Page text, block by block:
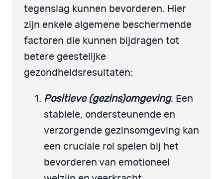
tegenslag kunnen bevorderen. Hier
zijn enkele algemene beschermende
factoren die kunnen bijdragen tot
betere geestelijke
gezondheidsresultaten:
Positieve (gezins)omgeving. Een
stabiele, ondersteunende en
verzorgende gezinsomgeving kan
een cruciale rol spelen bij het
bevorderen van emotioneel